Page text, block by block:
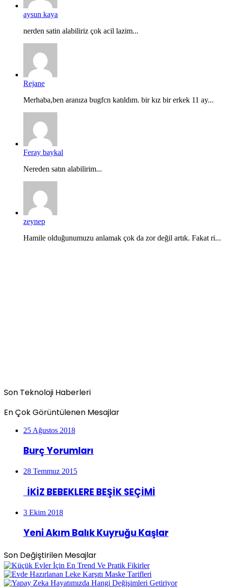
aysun kaya
nerden satin alabiliriz çok acil lazim...
Rejane
Merhaba,ben aranıza bugfcn katıldım. bir kız bir erkek 11 ay...
Feray baykal
Nereden satın alabilirim...
zeynep
Hamile olduğunumuzu anlamak çok da zor değil artık. Fakat ri...
Son Teknoloji Haberleri
En Çok Görüntülenen Mesajlar
25 Ağustos 2018
Burç Yorumları
28 Temmuz 2015
İKİZ BEBEKLERE BEŞİK SEÇİMİ
3 Ekim 2018
Yeni Akım Balık Kuyruğu Kaşlar
Son Değiştirilen Mesajlar